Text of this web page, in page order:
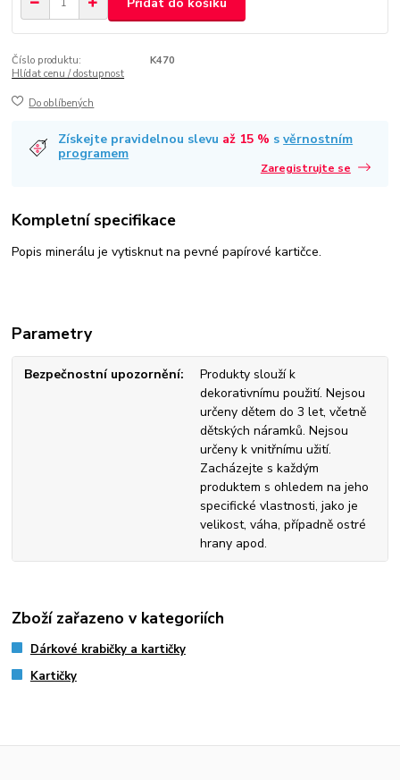
Číslo produktu:
K470
Hlídat cenu / dostupnost
Do oblíbených
Získejte pravidelnou slevu až 15 % svěrnostním
programem
Zaregistrujte se
Kompletní specifikace
Popis minerálu je vytisknut na pevné papírové kartičce.
Parametry
Bezpečnostní upozornění
Produkty slouží k
dekorativnímu použití. Nejsou
určeny dětem do 3 let, včetně
dětských náramků. Nejsou
určeny k vnitřnímu užití.
Zacházejte s každým
produktem s ohledem na jeho
specifické vlastnosti, jako je
velikost, váha, případně ostré
hrany apod.
Zboží zařazeno v kategoriích
Dárkové krabičky a kartičky
Kartičky